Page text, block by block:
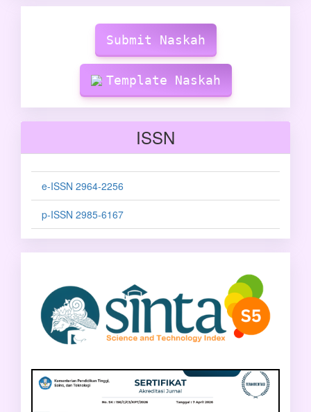
SubmissionSubmit Naskah
Template Naskah
ISSN
e-ISSN 2964-2256
p-ISSN 2985-6167